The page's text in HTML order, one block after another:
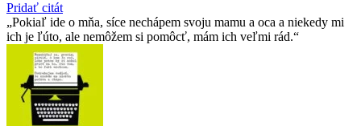
Pridať citát
Pokiaľ ide o mňa, síce nechápem svoju mamu a oca a niekedy mi
ich je ľúto, ale nemôžem si pomôcť, mám ich veľmi rád.